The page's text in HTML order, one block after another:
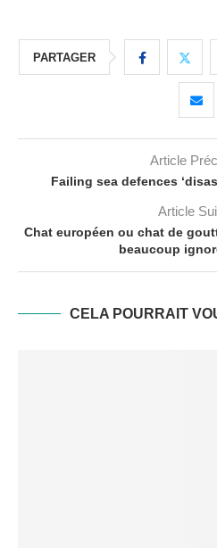
PARTAGER
Article
Failing sea defences
Article
Chat européen ou chat de
beaucoup
CELA POURRAIT